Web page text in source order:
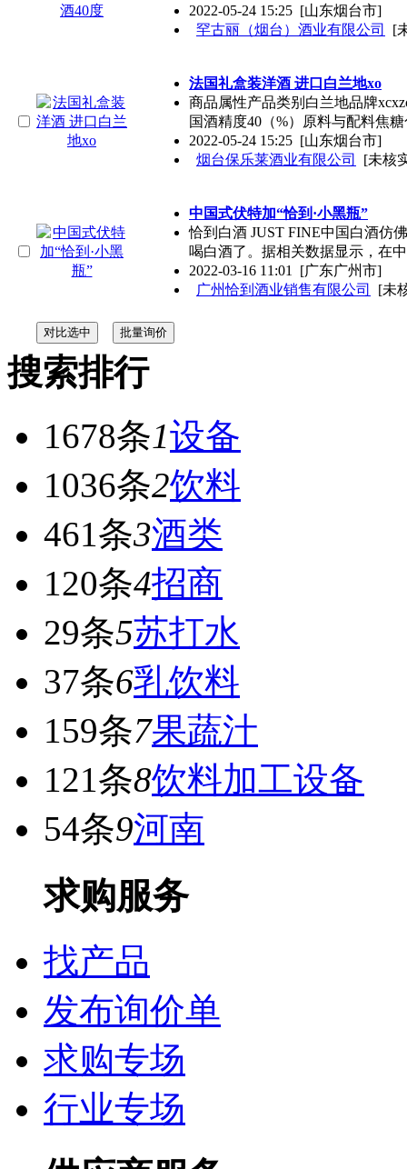
2022-05-24 15:25 [山东烟台市]
罕古丽（烟台）酒业有限公司
[
法国礼盒装洋酒 进口白兰地xo
商品属性产品类别白兰地品牌
国酒精度40（%）原料与配料焦
2022-05-24 15:25 [山东烟台市]
烟台保乐莱酒业有限公司
[未核
中国式伏特加“恰到·小黑瓶”
恰到白酒 JUST FINE中国白酒仿
喝白酒了。据相关数据显示，在
2022-03-16 11:01 [广东广州市]
广州恰到酒业销售有限公司
[未
搜索排行
1678条1设备
1036条2饮料
461条3酒类
120条4招商
29条5苏打水
37条6乳饮料
159条7果蔬汁
121条8饮料加工设备
54条9河南
求购服务
找产品
发布询价单
求购专场
行业专场